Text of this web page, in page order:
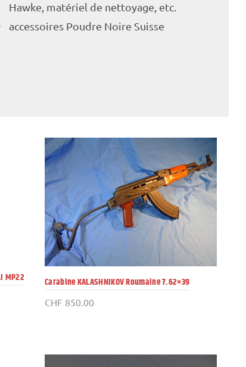
Hawke, matériel de nettoyage, etc.
accessoires Poudre Noire Suisse
MP22 Carabine KALASHNIKOV Roumaine 7.62×39
CHF 850.00